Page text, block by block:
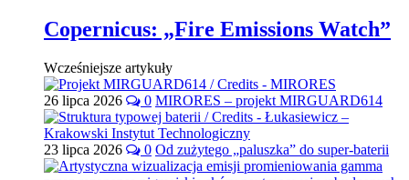
Copernicus: „Fire Emissions Watch”
Wcześniejsze artykuły
26 lipca 2026 0 MIRORES – projekt MIRGUARD614
23 lipca 2026 0 Od zużytego „paluszka” do super-baterii